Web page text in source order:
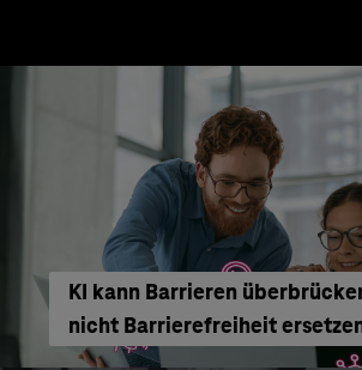
KI kann Barrieren
nicht Barrierefreiheit